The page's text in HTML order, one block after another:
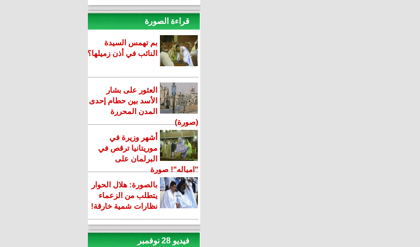
قراءة الصورة
بم تهمس السيدة
النائب في أذن زميلها؟
العثور على بشار
الأسد بين حطام إحدى
المدن المحررة
(صورة)
أشهر وزيرة في
موريتانيا ترقص في
البرلمان على
"امباله"! صورة
بالصورة: هلال الحوار
يتطلب من الزعماء
نظارات شمية خارقة!
فيديو 28 نوفمبر